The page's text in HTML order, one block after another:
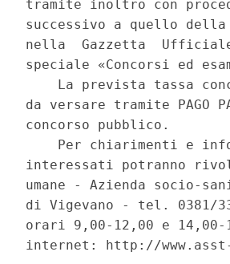
tramite inoltro con
successivo a quello
nella  Gazzetta
speciale «Concorsi ed
La prevista tassa
da versare tramite PAGO
concorso pubblico.
Per chiarimenti e
interessati potranno
umane - Azienda socio-
di Vigevano - tel. 0381/
orari 9,00-12,00 e
internet: http://